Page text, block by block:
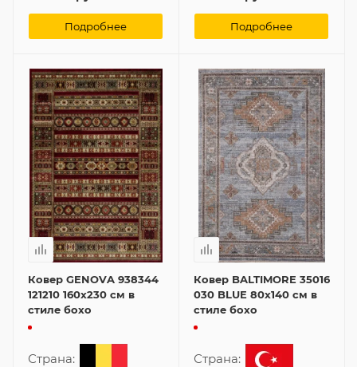
Подробнее Подробнее
Ковер GENOVA 938344
121210 160x230 см в
стиле бохо
Страна:
Ковер BALTIMORE 35016
030 BLUE 80x140 см в
стиле бохо
Страна: